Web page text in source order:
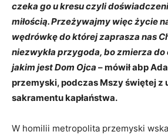
czeka go u kresu czyli
miłością. Przeżywajmy więc życie
wędrówkę do której zaprasza nas
niezwykła przygoda, bo zmierza
jakim jest Dom Ojca – mówił abp
przemyski, podczas Mszy świętej z
sakramentu kapłaństwa.
W homilii metropolita przemyski